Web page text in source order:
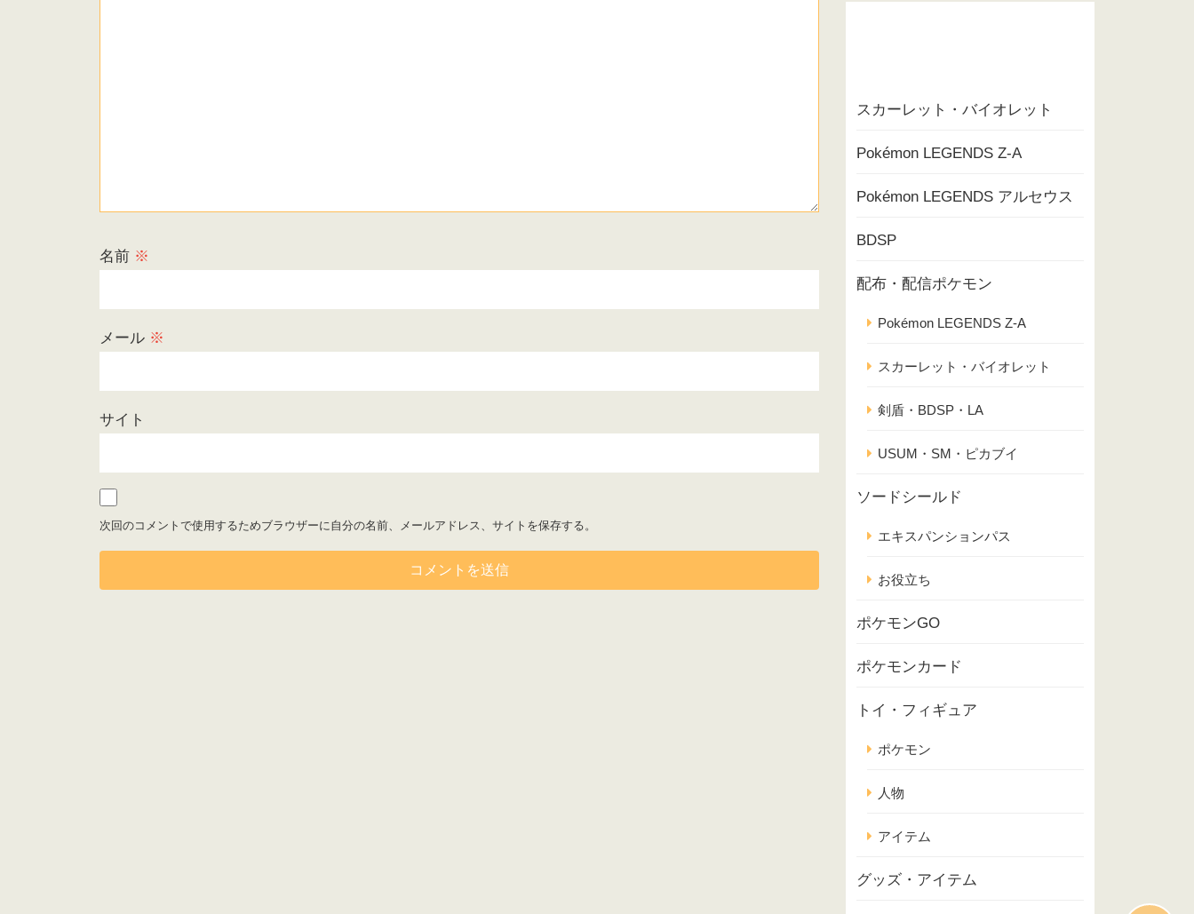
名前 ※
メール ※
サイト
次回のコメントで使用するためブラウザーに自分の名前、メールアドレス、サイトを保存する。
スカーレット・バイオレット
Pokémon LEGENDS Z-A
Pokémon LEGENDS アルセウス
BDSP
配布・配信ポケモン
Pokémon LEGENDS Z-A
スカーレット・バイオレット
剣盾・BDSP・LA
USUM・SM・ピカブイ
ソードシールド
エキスパンションパス
お役立ち
ポケモンGO
ポケモンカード
トイ・フィギュア
ポケモン
人物
アイテム
グッズ・アイテム